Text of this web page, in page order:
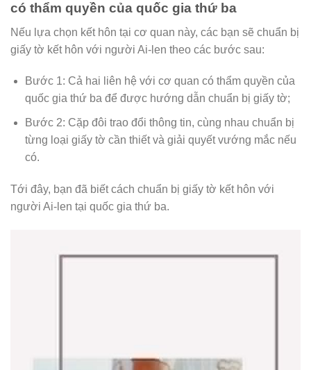
có thẩm quyền của quốc gia thứ ba
Nếu lựa chọn kết hôn tại cơ quan này, các bạn sẽ chuẩn bị
giấy tờ kết hôn với người Ai-len theo các bước sau:
Bước 1: Cả hai liên hệ với cơ quan có thẩm quyền của
quốc gia thứ ba để được hướng dẫn chuẩn bị giấy tờ;
Bước 2: Cặp đôi trao đổi thông tin, cùng nhau chuẩn bị
từng loại giấy tờ cần thiết và giải quyết vướng mắc nếu
có.
Tới đây, bạn đã biết cách chuẩn bị giấy tờ kết hôn với
người Ai-len tại quốc gia thứ ba.